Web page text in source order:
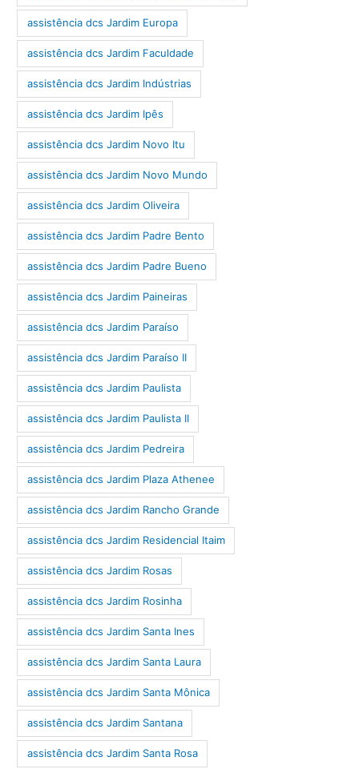
assistência dcs Jardim Europa
assistência dcs Jardim Faculdade
assistência dcs Jardim Indústrias
assistência dcs Jardim Ipês
assistência dcs Jardim Novo Itu
assistência dcs Jardim Novo Mundo
assistência dcs Jardim Oliveira
assistência dcs Jardim Padre Bento
assistência dcs Jardim Padre Bueno
assistência dcs Jardim Paineiras
assistência dcs Jardim Paraíso
assistência dcs Jardim Paraíso II
assistência dcs Jardim Paulista
assistência dcs Jardim Paulista II
assistência dcs Jardim Pedreira
assistência dcs Jardim Plaza Athenee
assistência dcs Jardim Rancho Grande
assistência dcs Jardim Residencial Itaim
assistência dcs Jardim Rosas
assistência dcs Jardim Rosinha
assistência dcs Jardim Santa Ines
assistência dcs Jardim Santa Laura
assistência dcs Jardim Santa Mônica
assistência dcs Jardim Santana
assistência dcs Jardim Santa Rosa